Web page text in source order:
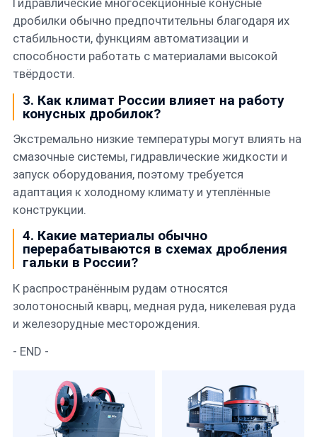
Гидравлические многосекционные конусные
дробилки обычно предпочтительны благодаря их
стабильности, функциям автоматизации и
способности работать с материалами высокой
твёрдости.
3. Как климат России влияет на работу
конусных дробилок?
Экстремально низкие температуры могут влиять на
смазочные системы, гидравлические жидкости и
запуск оборудования, поэтому требуется
адаптация к холодному климату и утеплённые
конструкции.
4. Какие материалы обычно
перерабатываются в схемах дробления
гальки в России?
К распространённым рудам относятся
золотоносный кварц, медная руда, никелевая руда
и железорудные месторождения.
- END -